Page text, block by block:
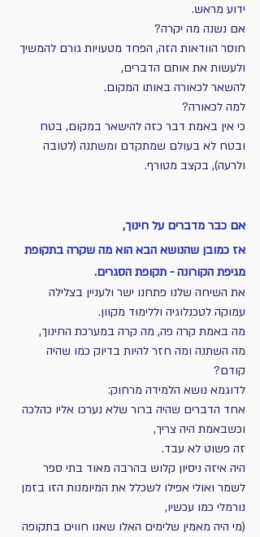
ידוע מראש.
אם נשנה מה יקרה?
חוסר הוודאות הזה, הפחד מטעויות גורם להמשיך
ולעשות את אותם הדברים,
להשאר לכאורה באותו המקום.
למה לכאורה?
כי אין באמת דבר כזה להישאר במקום, בטח
ובטח לא בעולם שמתקדם ומשתנה (לטובה
ולרעה), בקצב מטורף.
אם כבר מדברים על חינוך,
אז כמובן שהנושא הבא הוא מה שקרה בתקופת
מגיפת הקורונה - תקופת הסגרים.
את השיחה שלנו פתחנו ישר ולעניין בצלילה
עמוקה לטכנלוגיה וללימוד מקוון.
מה באמת קרה פה, מה קרה במערכת החינוך,
מה השתנה ומה חזר להיות בדיוק כמו שהיה
קודם?
לדוגמא נושא הלמידה מרחוק:
אחד הדברים שהיה ברור שלא נערכו אליו כהלכה
וכשבאמת היה צריך,
זה פשוט לא עבד.
היה איזה ניסיון קלוש בהרבה מאוד בתי ספר
לשמר ואולי אפילו לשכלל את המיומנות הזו בזמן
נורמלי כמו עכשיו,
(מי היה מאמין שלימים האלו שאנו חווים בתקופה